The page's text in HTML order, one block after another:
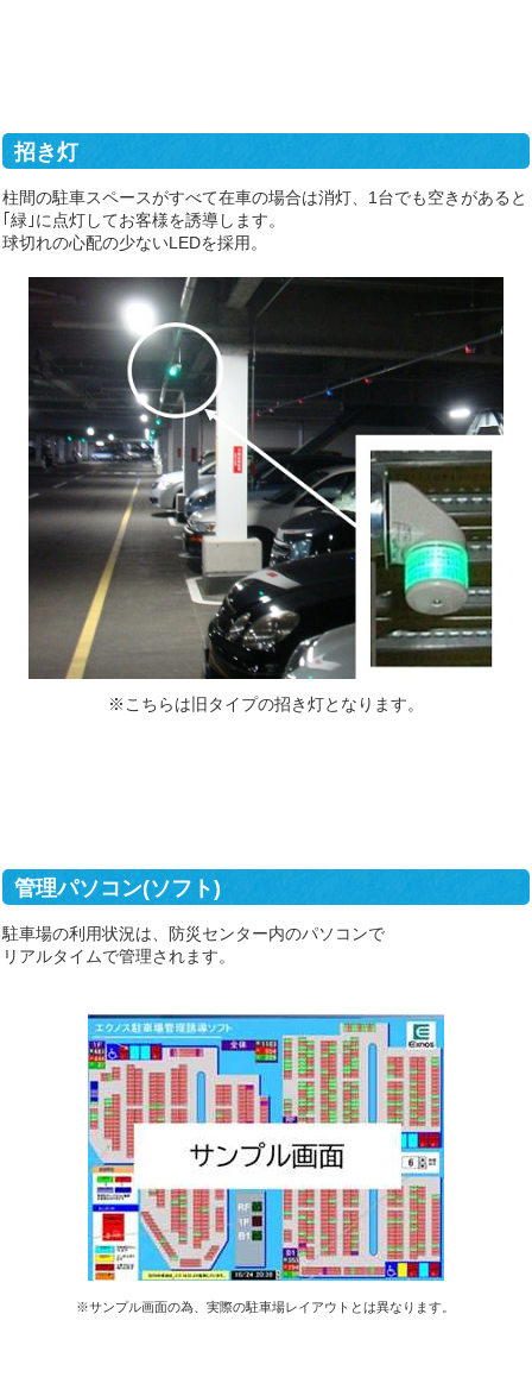
招き灯
柱間の駐車スペースがすべて在車の場合は消灯、1台でも空きがあると
｢緑｣に点灯してお客様を誘導します。
球切れの心配の少ないLEDを採用。
※こちらは旧タイプの招き灯となります。
管理パソコン(ソフト)
駐車場の利用状況は、防災センター内のパソコンで
リアルタイムで管理されます。
※サンプル画面の為、実際の駐車場レイアウトとは異なります。